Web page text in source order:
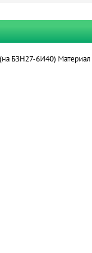
БЗН27-6И40) Материал